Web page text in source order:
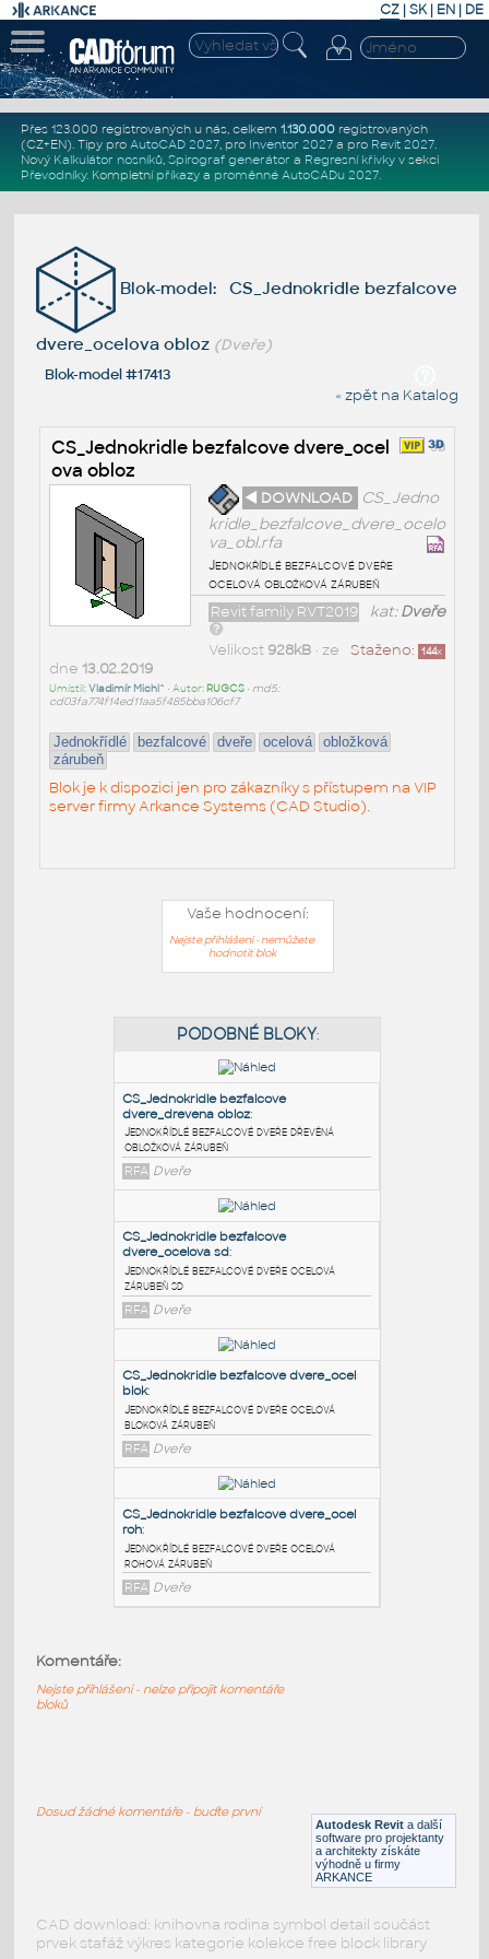
CZ | SK| EN | DE
Přes 123.000 registrovaných u nás, celkem 1.130.000registrovaných
(CZ+EN). Tipy pro AutoCAD 2027, pro Inventor 2027a pro Revit 2027.
Nový Kalkulátor nosníků, Spirograf generátor a Regresní křivkyv sekci
Převodníky. Kompletní příkazya proměnné AutoCADu 2027.
Blok-model: CS_Jednokridle bezfalcove
dvere_ocelova obloz (Dveře)
Blok-model #17413
« zpět na Katalog
CS_Jednokridle bezfalcove dvere_ocel
ova obloz
◄ DOWNLOAD CS_Jedno
kridle_bezfalcove_dvere_ocelo
va_obl.rfa
Jednokřídlé bezfalcové dveře
ocelová obložková zárubeň
kat:Dveře
Revit family RVT2019
Staženo: 144x
Velikost 928kB• ze
dne 13.02.2019
Umístil:Vladimír Michl^ • Autor: RUGCS• md5:
cd03fa774f14ed11aa5f485bba106cf7
Jednokřídlé bezfalcové dveře ocelová
obložková
zárubeň
Blok je k dispozici jen pro zákazníky s přístupem na VIP
server firmy Arkance Systems (CAD Studio).
Vaše hodnocení:
Nejste přihlášeni - nemůžete
hodnotit blok
PODOBNÉ BLOKY:
CS_Jednokridle bezfalcove
dvere_drevena obloz
Jednokřídlé bezfalcové dveře dřevěná
obložková zárubeň
RFA Dveře
CS_Jednokridle bezfalcove
dvere_ocelova sd:
Jednokřídlé bezfalcové dveře ocelová
zárubeň sd
RFA Dveře
Jednokřídlé bezfalcové dveře ocelová
Autodesk Revit a další
software pro projektanty
a architekty získáte
výhodně u firmy
ARKANCE
Komentáře:
Nejste přihlášeni - nelze připojit komentáře
bloků
Dosud žádné komentáře - buďte první
CAD download: knihovna rodina symbol detail součást
prvek stafáž výkres kategorie kolekce free block library